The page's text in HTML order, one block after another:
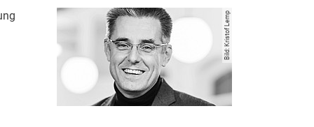
Gebäudeausrüstung
Bild: Kristof Lemp